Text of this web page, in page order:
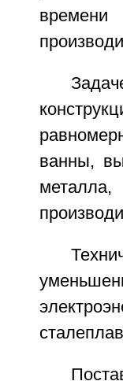
ванны,